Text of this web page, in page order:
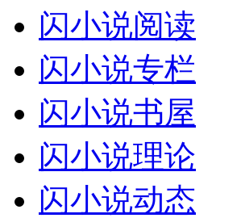
闪小说阅读
闪小说专栏
闪小说书屋
闪小说理论
闪小说动态